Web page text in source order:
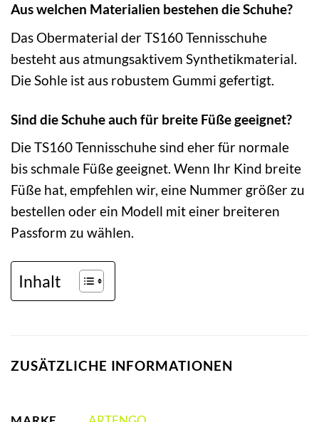
Aus welchen Materialien bestehen die Schuhe?
Das Obermaterial der TS160 Tennisschuhe
besteht aus atmungsaktivem Synthetikmaterial.
Die Sohle ist aus robustem Gummi gefertigt.
Sind die Schuhe auch für breite Füße geeignet?
Die TS160 Tennisschuhe sind eher für normale
bis schmale Füße geeignet. Wenn Ihr Kind breite
Füße hat, empfehlen wir, eine Nummer größer zu
bestellen oder ein Modell mit einer breiteren
Passform zu wählen.
Inhalt
ZUSÄTZLICHE INFORMATIONEN